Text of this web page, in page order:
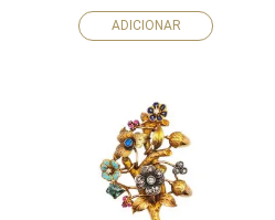
ADICIONAR